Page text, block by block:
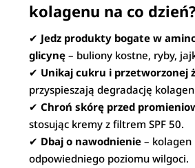
kolagenu na co dzień?
✔ Jedz produkty bogate w
glicynę – buliony kostne, ryby,
✔ Unikaj cukru i przetworzonej
przyspieszają degradację
✔Chroń skórę przed
stosując kremy z filtrem SPF 50.
✔ Dbaj o nawodnienie –
odpowiedniego poziomu wilgoci.